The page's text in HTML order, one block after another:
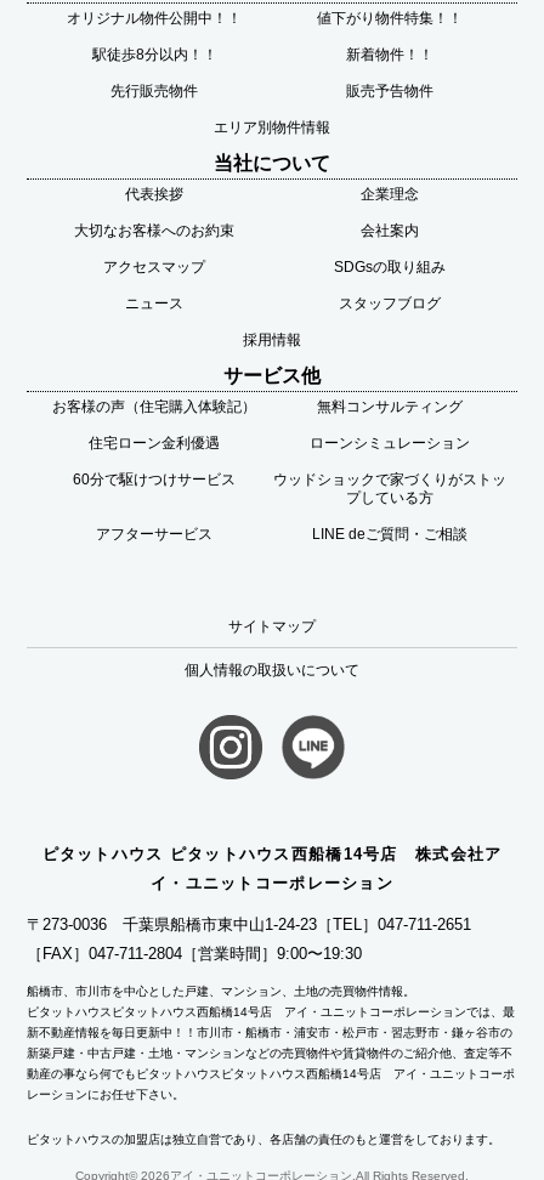
オリジナル物件公開中！！ 値下がり物件特集！！
駅徒歩8分以内！！ 新着物件！！
先行販売物件 販売予告物件
エリア別物件情報
当社について
代表挨拶 企業理念
大切なお客様へのお約束 会社案内
アクセスマップ SDGsの取り組み
ニュース スタッフブログ
採用情報
サービス他
お客様の声（住宅購入体験記） 無料コンサルティング
住宅ローン金利優遇 ローンシミュレーション
60分で駆けつけサービス
ウッドショックで家づくりがストッ
プしている方
アフターサービス LINE deご質問・ご相談
サイトマップ
個人情報の取扱いについて
ピタットハウス ピタットハウス西船橋14号店 株式会社ア
イ・ユニットコーポレーション
〒273-0036 千葉県船橋市東中山1-24-23 ［TEL］047-711-2651
［FAX］047-711-2804 ［営業時間］9:00〜19:30
船橋市、市川市を中心とした戸建、マンション、土地の売買物件情報。
ピタットハウスピタットハウス西船橋14号店 アイ・ユニットコーポレーションでは、最
新不動産情報を毎日更新中！！市川市・船橋市・浦安市・松戸市・習志野市・鎌ヶ谷市の
新築戸建・中古戸建・土地・マンションなどの売買物件や賃貸物件のご紹介他、査定等不
動産の事なら何でもピタットハウスピタットハウス西船橋14号店 アイ・ユニットコーポ
レーションにお任せ下さい。
ピタットハウスの加盟店は独立自営であり、各店舗の責任のもと運営をしております。
Copyright©2026アイ・ユニットコーポレーション.All Rights Reserved.